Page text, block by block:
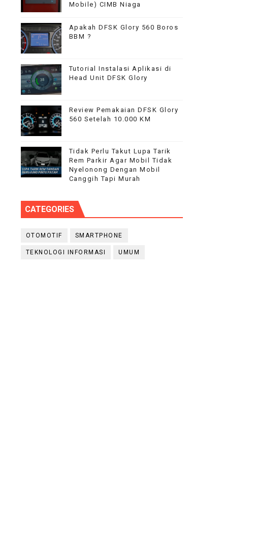
Mobile) CIMB Niaga
Apakah DFSK Glory 560 Boros
BBM ?
Tutorial Instalasi Aplikasi di
Head Unit DFSK Glory
Review Pemakaian DFSK Glory
560 Setelah 10.000 KM
Tidak Perlu Takut Lupa Tarik
Rem Parkir Agar Mobil Tidak
Nyelonong Dengan Mobil
Canggih Tapi Murah
CATEGORIES
OTOMOTIF SMARTPHONE
TEKNOLOGI INFORMASI UMUM